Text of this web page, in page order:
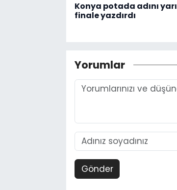
Konya potada adını yarı
finale yazdırdı
Yorumlar
Gönder